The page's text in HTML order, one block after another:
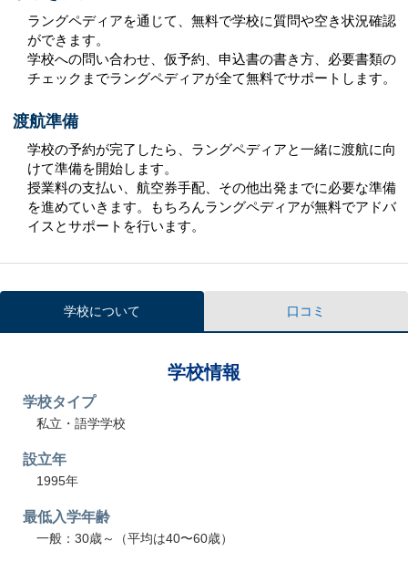
ラングペディアを通じて、無料で学校に質問や空き状況確認
ができます。
学校への問い合わせ、仮予約、申込書の書き方、必要書類の
チェックまでラングペディアが全て無料でサポートします。
渡航準備
学校の予約が完了したら、ラングペディアと一緒に渡航に向
けて準備を開始します。
授業料の支払い、航空券手配、その他出発までに必要な準備
を進めていきます。もちろんラングペディアが無料でアドバ
イスとサポートを行います。
学校について 口コミ
学校情報
学校タイプ
私立・語学学校
設立年
1995年
最低入学年齢
一般：30歳～（平均は40〜60歳）